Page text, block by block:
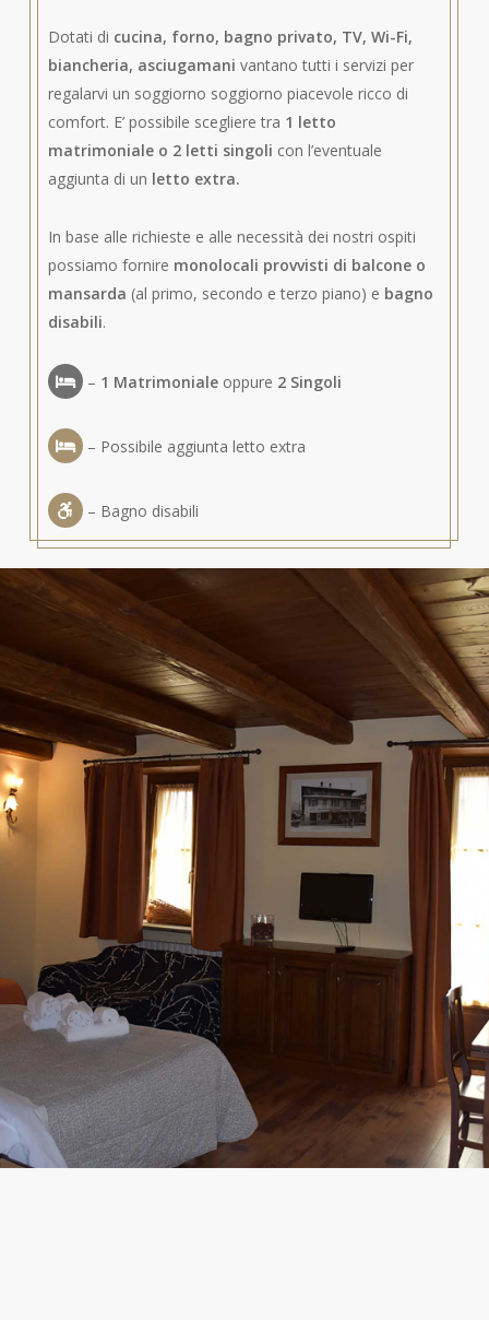
Dotati di cucina, forno, bagno privato, TV, Wi-Fi,
biancheria, asciugamani vantano tutti i servizi per
regalarvi un soggiorno soggiorno piacevole ricco di
comfort. E’ possibile scegliere tra 1 letto
matrimoniale o 2 letti singoli con l’eventuale
aggiunta di un letto extra.
In base alle richieste e alle necessità dei nostri ospiti
possiamo fornire monolocali provvisti di balcone o
mansarda (al primo, secondo e terzo piano) e bagno
disabili.
– 1 Matrimonialeoppure 2 Singoli
– Possibile aggiunta letto extra
– Bagno disabili